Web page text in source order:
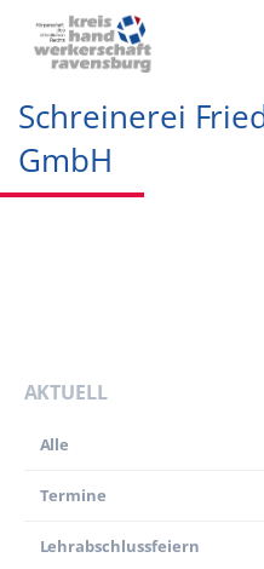
Schreinerei
GmbH
AKTUELL
Alle
Termine
Lehr­abschluss­feiern